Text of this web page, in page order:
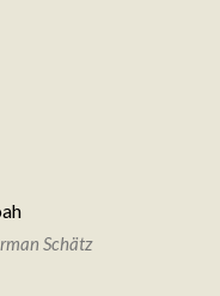
Schätz